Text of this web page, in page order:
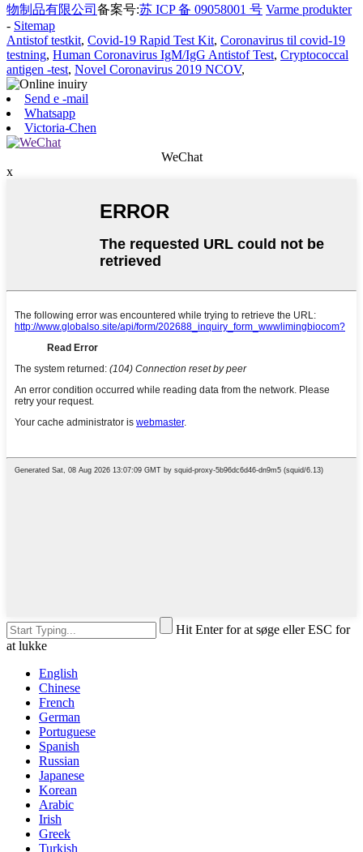
物制品有限公司 备案号:苏 ICP 备 09058001 号 Varme produkter
- Sitemap
Antistof testkit, Covid-19 Rapid Test Kit, Coronavirus til covid-19
testning, Human Coronavirus IgM/IgG Antistof Test, Cryptococcal
antigen -test, Novel Coronavirus 2019 NCOV,
Send e -mail
Whatsapp
Victoria-Chen
WeChat
x
Hit Enter for at søge eller ESC for
at lukke
English
Chinese
French
German
Portuguese
Spanish
Russian
Japanese
Korean
Arabic
Irish
Greek
Turkish